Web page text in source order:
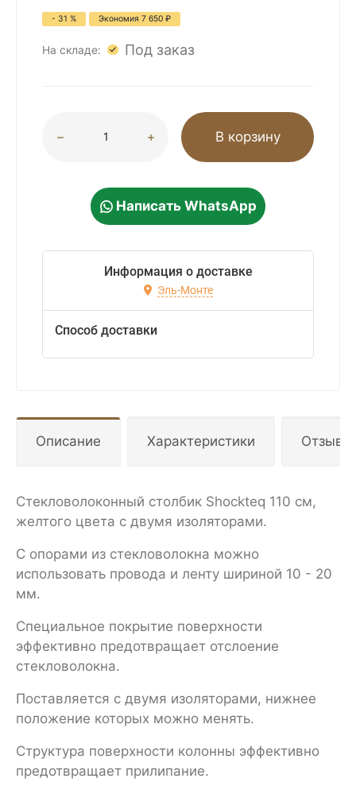
- 31 % Экономия 7 650 ₽
На складе: Под заказ
В корзину
Написать WhatsApp
Информация о доставке
Эль-Монте
Способ доставки
Описание Характеристики
Стекловолоконный столбик Shockteq 110 см,
желтого цвета с двумя изоляторами.
С опорами из стекловолокна можно
использовать провода и ленту шириной 10 - 20
мм.
Специальное покрытие поверхности
эффективно предотвращает отслоение
стекловолокна.
Поставляется с двумя изоляторами, нижнее
положение которых можно менять.
Структура поверхности колонны эффективно
предотвращает прилипание.